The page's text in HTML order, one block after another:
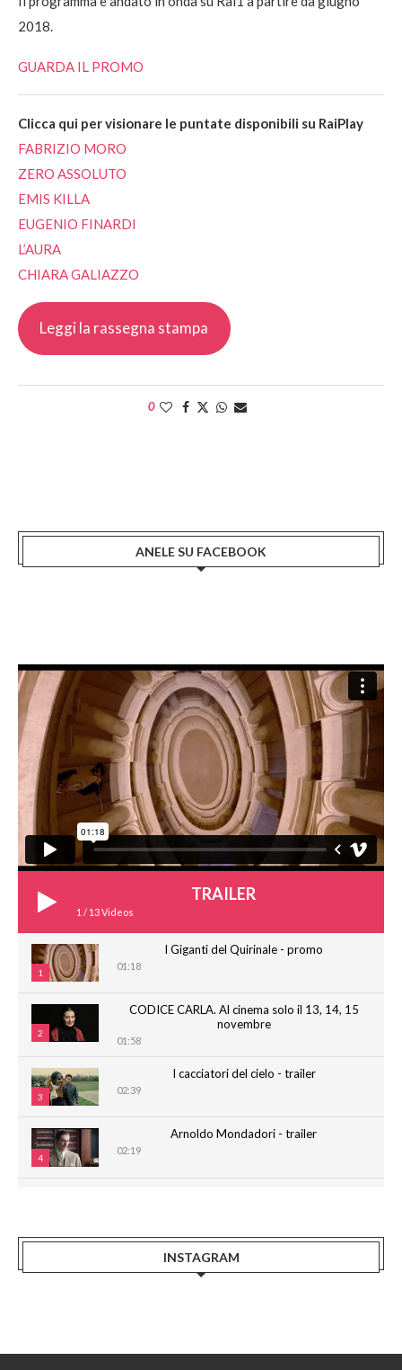
2018.
GUARDA IL PROMO
Clicca qui per visionare le puntate disponibili su RaiPlay
FABRIZIO MORO
ZERO ASSOLUTO
EMIS KILLA
EUGENIO FINARDI
L’AURA
CHIARA GALIAZZO
Leggi la rassegna stampa
0
ANELE SU FACEBOOK
TRAILER
1 / 13Videos
1
I Giganti del Quirinale - promo
01:18
2
CODICE CARLA. Al cinema solo il 13, 14, 15
novembre
01:58
3
I cacciatori del cielo - trailer
02:39
4
Arnoldo Mondadori - trailer
02:19
CARLA - IL FILM - Trailer ufficiale
00:34
INSTAGRAM